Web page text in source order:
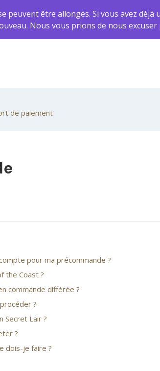
peuvent être allongés. Si vous avez
Nous vous prions de nous excuser
de paiement
pour ma précommande ?
the Coast ?
commande différée ?
?
Secret Lair ?
?
dois-je faire ?